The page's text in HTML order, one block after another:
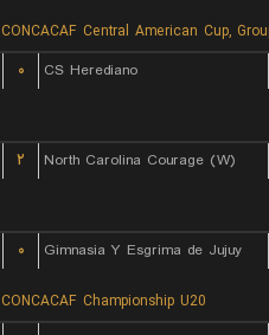
CONCACAF Central American Cup,
۰ CS Herediano
۲ North Carolina Courage (W)
۰ Gimnasia Y Esgrima de Jujuy
CONCACAF Championship U20